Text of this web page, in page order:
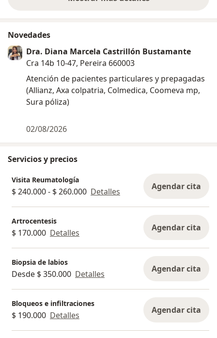
sobre la experiencia
Novedades
Dra. Diana Marcela Castrillón Bustamante
Cra 14b 10-47, Pereira 660003
Atención de pacientes particulares y prepagadas
(Allianz, Axa colpatria, Colmedica, Coomeva mp,
Sura póliza)
02/08/2026
Servicios y precios
Visita Reumatología
$ 240.000 - $ 260.000 Detalles Agendar cita
Artrocentesis
$ 170.000 Detalles Agendar cita
Biopsia de labios
Desde $ 350.000 Detalles Agendar cita
Bloqueos e infiltraciones
$ 190.000 Detalles Agendar cita